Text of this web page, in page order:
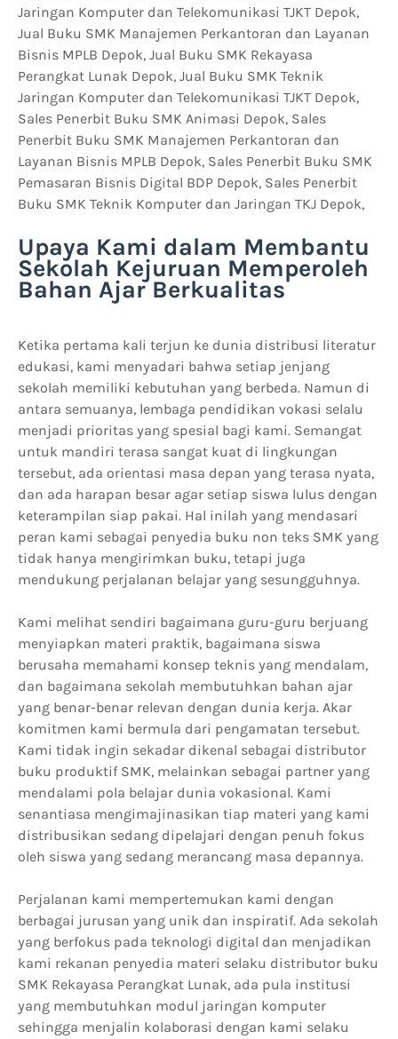
Jaringan Komputer dan Telekomunikasi TJKT Depok,
Jual Buku SMK Manajemen Perkantoran dan Layanan
Bisnis MPLB Depok, Jual Buku SMK Rekayasa
Perangkat Lunak Depok, Jual Buku SMK Teknik
Jaringan Komputer dan Telekomunikasi TJKT Depok,
Sales Penerbit Buku SMK Animasi Depok, Sales
Penerbit Buku SMK Manajemen Perkantoran dan
Layanan Bisnis MPLB Depok, Sales Penerbit Buku SMK
Pemasaran Bisnis Digital BDP Depok, Sales Penerbit
Buku SMK Teknik Komputer dan Jaringan TKJ Depok,
Upaya Kami dalam Membantu
Sekolah Kejuruan Memperoleh
Bahan Ajar Berkualitas
Ketika pertama kali terjun ke dunia distribusi literatur
edukasi, kami menyadari bahwa setiap jenjang
sekolah memiliki kebutuhan yang berbeda. Namun di
antara semuanya, lembaga pendidikan vokasi selalu
menjadi prioritas yang spesial bagi kami. Semangat
untuk mandiri terasa sangat kuat di lingkungan
tersebut, ada orientasi masa depan yang terasa nyata,
dan ada harapan besar agar setiap siswa lulus dengan
keterampilan siap pakai. Hal inilah yang mendasari
peran kami sebagai penyedia buku non teks SMK yang
tidak hanya mengirimkan buku, tetapi juga
mendukung perjalanan belajar yang sesungguhnya.
Kami melihat sendiri bagaimana guru-guru berjuang
menyiapkan materi praktik, bagaimana siswa
berusaha memahami konsep teknis yang mendalam,
dan bagaimana sekolah membutuhkan bahan ajar
yang benar-benar relevan dengan dunia kerja. Akar
komitmen kami bermula dari pengamatan tersebut.
Kami tidak ingin sekadar dikenal sebagai distributor
buku produktif SMK, melainkan sebagai partner yang
mendalami pola belajar dunia vokasional. Kami
senantiasa mengimajinasikan tiap materi yang kami
distribusikan sedang dipelajari dengan penuh fokus
oleh siswa yang sedang merancang masa depannya.
Perjalanan kami mempertemukan kami dengan
berbagai jurusan yang unik dan inspiratif. Ada sekolah
yang berfokus pada teknologi digital dan menjadikan
kami rekanan penyedia materi selaku distributor buku
SMK Rekayasa Perangkat Lunak, ada pula institusi
yang membutuhkan modul jaringan komputer
sehingga menjalin kolaborasi dengan kami selaku